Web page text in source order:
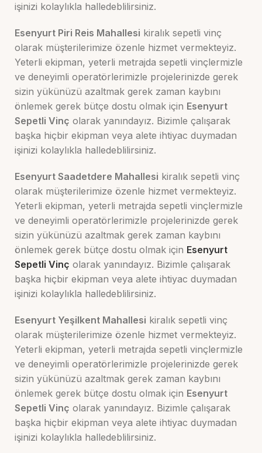
işinizi kolaylıkla halledeblilirsiniz.
Esenyurt Piri Reis Mahallesi kiralık sepetli vinç
olarak müşterilerimize özenle hizmet vermekteyiz.
Yeterli ekipman, yeterli metrajda sepetli vinçlermizle
ve deneyimli operatörlerimizle projelerinizde gerek
sizin yükünüzü azaltmak gerek zaman kaybını
önlemek gerek bütçe dostu olmak için Esenyurt
Sepetli Vinç olarak yanındayız. Bizimle çalışarak
başka hiçbir ekipman veya alete ihtiyac duymadan
işinizi kolaylıkla halledeblilirsiniz.
Esenyurt Saadetdere Mahallesi kiralık sepetli vinç
olarak müşterilerimize özenle hizmet vermekteyiz.
Yeterli ekipman, yeterli metrajda sepetli vinçlermizle
ve deneyimli operatörlerimizle projelerinizde gerek
sizin yükünüzü azaltmak gerek zaman kaybını
önlemek gerek bütçe dostu olmak için Esenyurt
Sepetli Vinç olarak yanındayız. Bizimle çalışarak
başka hiçbir ekipman veya alete ihtiyac duymadan
işinizi kolaylıkla halledeblilirsiniz.
Esenyurt Yeşilkent Mahallesi kiralık sepetli vinç
olarak müşterilerimize özenle hizmet vermekteyiz.
Yeterli ekipman, yeterli metrajda sepetli vinçlermizle
ve deneyimli operatörlerimizle projelerinizde gerek
sizin yükünüzü azaltmak gerek zaman kaybını
önlemek gerek bütçe dostu olmak için Esenyurt
Sepetli Vinç olarak yanındayız. Bizimle çalışarak
başka hiçbir ekipman veya alete ihtiyac duymadan
işinizi kolaylıkla halledeblilirsiniz.